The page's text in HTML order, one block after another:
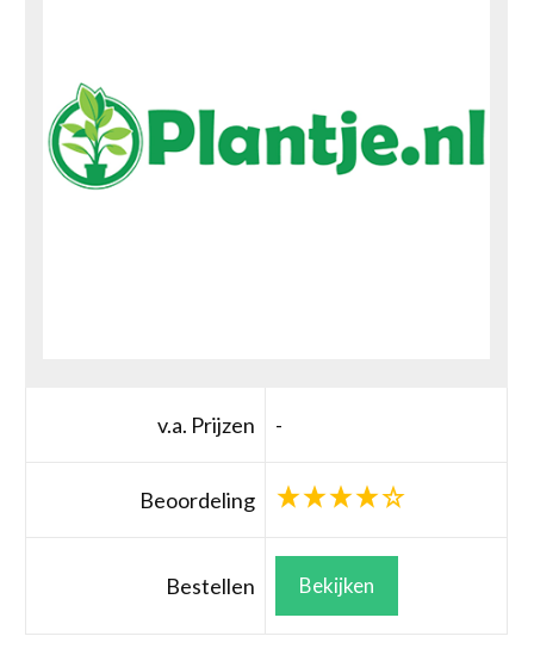
v.a. Prijzen -
Beoordeling
Bestellen Bekijken